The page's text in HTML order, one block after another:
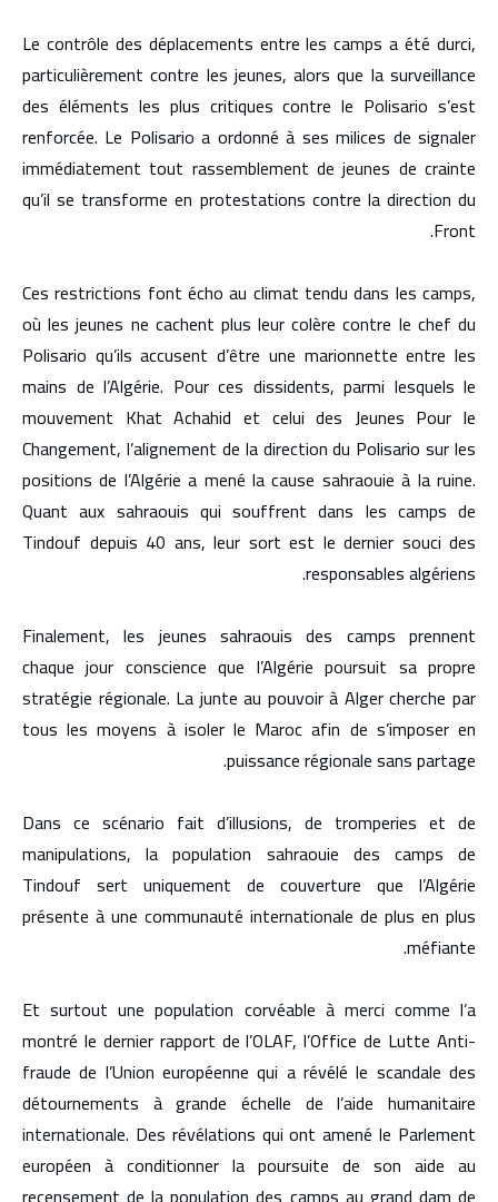
Le contrôle des déplacements entre les camps a été durci,
particulièrement contre les jeunes, alors que la surveillance
des éléments les plus critiques contre le Polisario s’est
renforcée. Le Polisario a ordonné à ses milices de signaler
immédiatement tout rassemblement de jeunes de crainte
qu’il se transforme en protestations contre la direction du
Front.
Ces restrictions font écho au climat tendu dans les camps,
où les jeunes ne cachent plus leur colère contre le chef du
Polisario qu’ils accusent d’être une marionnette entre les
mains de l’Algérie. Pour ces dissidents, parmi lesquels le
mouvement Khat Achahid et celui des Jeunes Pour le
Changement, l’alignement de la direction du Polisario sur les
positions de l’Algérie a mené la cause sahraouie à la ruine.
Quant aux sahraouis qui souffrent dans les camps de
Tindouf depuis 40 ans, leur sort est le dernier souci des
responsables algériens.
Finalement, les jeunes sahraouis des camps prennent
chaque jour conscience que l’Algérie poursuit sa propre
stratégie régionale. La junte au pouvoir à Alger cherche par
tous les moyens à isoler le Maroc afin de s’imposer en
puissance régionale sans partage.
Dans ce scénario fait d’illusions, de tromperies et de
manipulations, la population sahraouie des camps de
Tindouf sert uniquement de couverture que l’Algérie
présente à une communauté internationale de plus en plus
méfiante.
Et surtout une population corvéable à merci comme l’a
montré le dernier rapport de l’OLAF, l’Office de Lutte Anti-
fraude de l’Union européenne qui a révélé le scandale des
détournements à grande échelle de l’aide humanitaire
internationale. Des révélations qui ont amené le Parlement
européen à conditionner la poursuite de son aide au